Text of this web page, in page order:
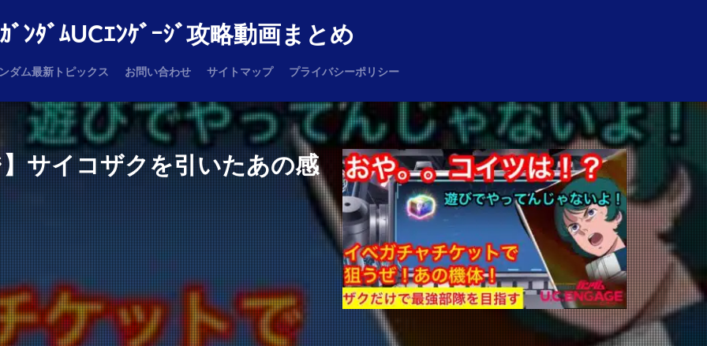
ｶﾞﾝﾀﾞﾑUCｴﾝｹﾞｰｼﾞ攻略動画まとめ
ダム最新トピックス お問い合わせ サイトマップ プライバシーポリシー
サイコザクを引いたあの感